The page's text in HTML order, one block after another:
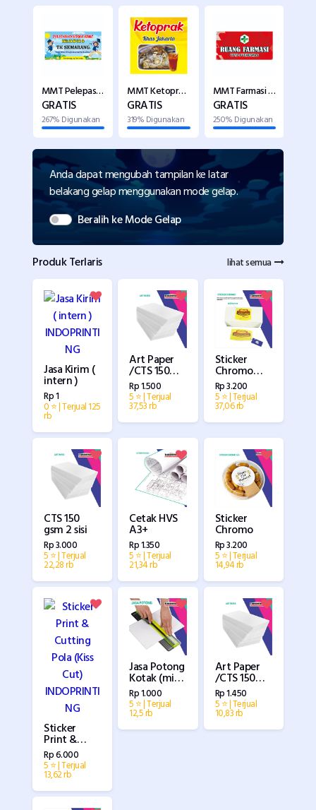
MMT Pelepasan -2x1 M
GRATIS
267% Digunakan
MMT Ketoprak -1x1 M
GRATIS
319% Digunakan
MMT Farmasi -2x1 M
GRATIS
250% Digunakan
Anda dapat mengubah tampilan ke latar
belakang gelap menggunakan mode gelap.
Beralih ke Mode Gelap
Produk Terlaris lihat semua
Jasa Kirim (
intern )
Rp 1
0 ⭐ | Terjual 125
rb
Art Paper
/CTS 150
gsm A3+
Rp 1.500
5 ⭐ | Terjual
37,53 rb
Sticker
Chromo
/Sticker
Biasa
ukuran A3+
Rp 3.200
5 ⭐ | Terjual
37,06 rb
CTS 150
gsm 2 sisi
Rp 3.000
5 ⭐ | Terjual
22,28 rb
Cetak HVS
A3+
Rp 1.350
5 ⭐ | Terjual
21,34 rb
Sticker
Chromo
Rp 3.200
5 ⭐ | Terjual
14,94 rb
Sticker
Print &
Cutting
Pola (Kiss
Cut)
Rp 6.000
5 ⭐ | Terjual
13,62 rb
Jasa Potong
Kotak (min
ukuran
5x5cm)
Rp 1.000
5 ⭐ | Terjual
12,5 rb
Art Paper
/CTS 150
gsm
(Promo)
Rp 1.450
5 ⭐ | Terjual
10,83 rb